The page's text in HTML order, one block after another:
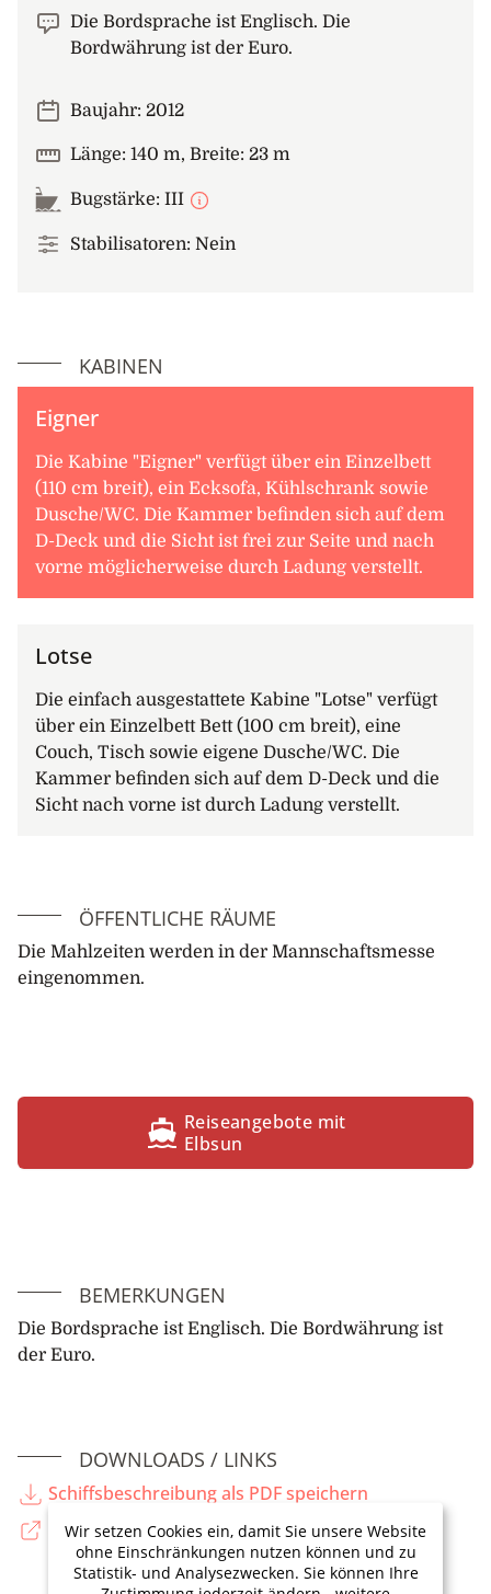
Die Bordsprache ist Englisch. Die
Bordwährung ist der Euro.
Baujahr: 2012
Länge: 140 m, Breite: 23 m
Bugstärke: III
Stabilisatoren: Nein
Reiseangebote mit
Elbsun
KABINEN
Eigner
Die Kabine "Eigner" verfügt über ein Einzelbett
(110 cm breit), ein Ecksofa, Kühlschrank sowie
Dusche/WC. Die Kammer befinden sich auf dem
D-Deck und die Sicht ist frei zur Seite und nach
vorne möglicherweise durch Ladung verstellt.
Lotse
Die einfach ausgestattete Kabine "Lotse" verfügt
über ein Einzelbett Bett (100 cm breit), eine
Couch, Tisch sowie eigene Dusche/WC. Die
Kammer befinden sich auf dem D-Deck und die
Sicht nach vorne ist durch Ladung verstellt.
ÖFFENTLICHE RÄUME
Die Mahlzeiten werden in der Mannschaftsmesse
eingenommen.
BEMERKUNGEN
Die Bordsprache ist Englisch. Die Bordwährung ist
der Euro.
DOWNLOADS / LINKS
Schiffsbeschreibung als PDF speichern
Zurück zur Reise
Wir setzen Cookies ein, damit Sie unsere Website
ohne Einschränkungen nutzen können und zu
Statistik- und Analysezwecken. Sie können Ihre